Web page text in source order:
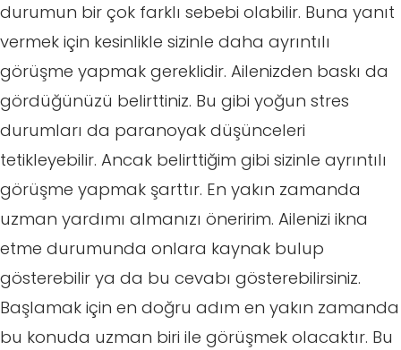
durumun bir çok farklı sebebi olabilir. Buna yanıt
vermek için kesinlikle sizinle daha ayrıntılı
görüşme yapmak gereklidir. Ailenizden baskı da
gördüğünüzü belirttiniz. Bu gibi yoğun stres
durumları da paranoyak düşünceleri
tetikleyebilir. Ancak belirttiğim gibi sizinle ayrıntılı
görüşme yapmak şarttır. En yakın zamanda
uzman yardımı almanızı öneririm. Ailenizi ikna
etme durumunda onlara kaynak bulup
gösterebilir ya da bu cevabı gösterebilirsiniz.
Başlamak için en doğru adım en yakın zamanda
bu konuda uzman biri ile görüşmek olacaktır. Bu